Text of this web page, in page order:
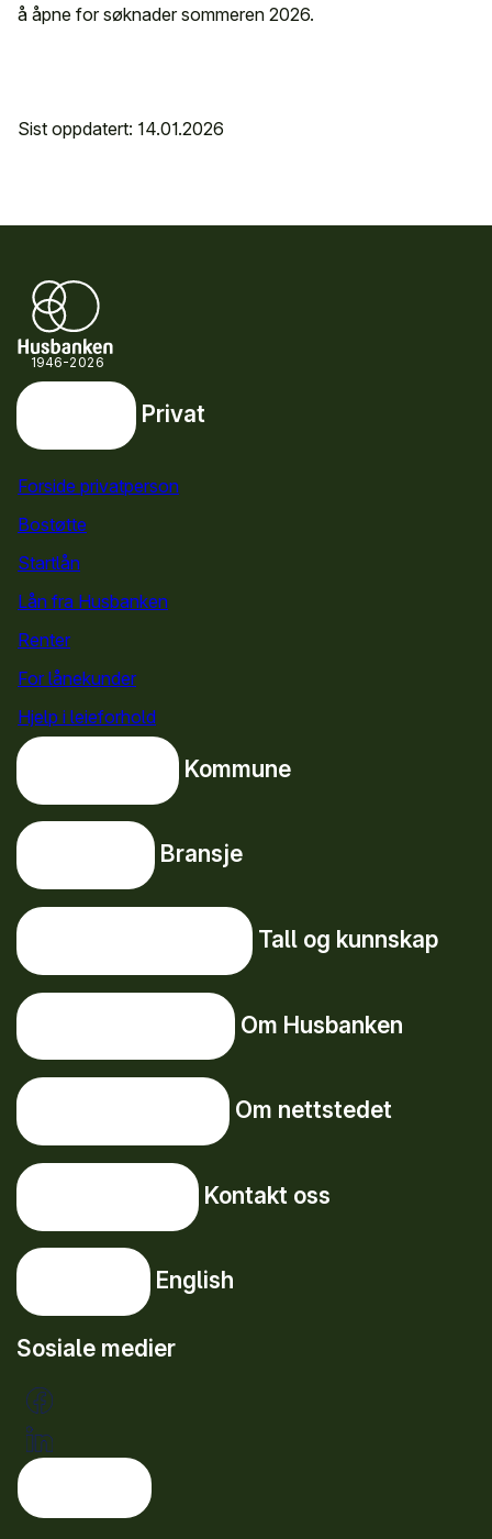
å åpne for søknader sommeren 2026.
Sist oppdatert: 14.01.2026
1946-2026
Privat
Forside privatperson
Bostøtte
Startlån
Lån fra Husbanken
Renter
For lånekunder
Hjelp i leieforhold
Kommune
Bransje
Tall og kunnskap
Om Husbanken
Om nettstedet
Kontakt oss
English
Sosiale medier